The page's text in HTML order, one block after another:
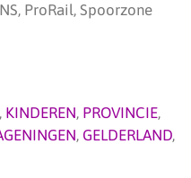
ProRail, Spoorzone
, KINDEREN, PROVINCIE,
, GELDERLAND,